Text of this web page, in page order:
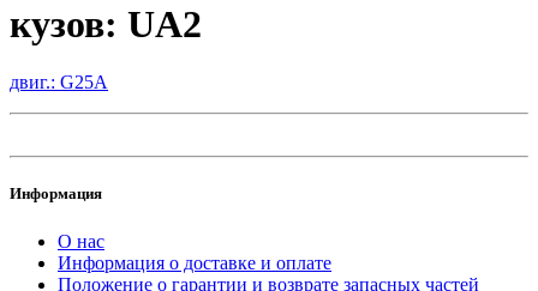
кузов: UA2
двиг.: G25A
Информация
О нас
Информация о доставке и оплате
Положение о гарантии и возврате запасных частей